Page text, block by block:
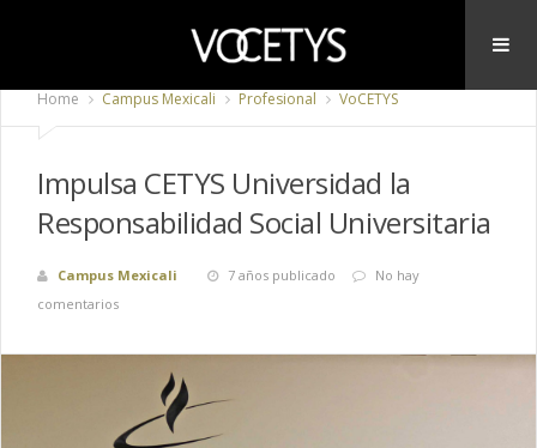
Home Campus Mexicali Profesional VoCETYS
Impulsa CETYS Universidad la
Responsabilidad Social Universitaria
Campus Mexicali 7 años publicado
No hay
comentarios